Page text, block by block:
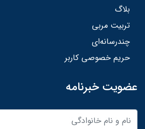
بلاگ
تربیت مربی
چندرسانه‌ای
حریم خصوصی کاربر
عضویت خبرنامه